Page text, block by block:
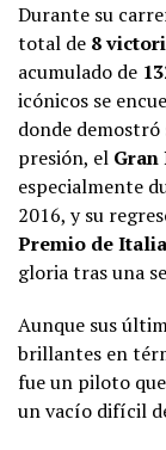
Durante su
total de 8
acumulado de
icónicos se
donde
presión, el Gran
especialmente
2016, y su
Premio de
gloria tras una
Aunque sus
brillantes en
fue un piloto
un vacío difícil